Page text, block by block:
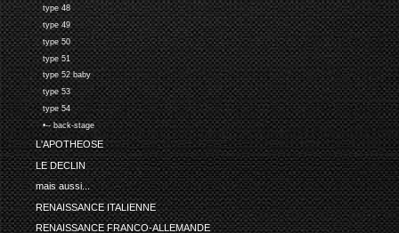
type 48
type 49
type 50
type 51
type 52 baby
type 53
type 54
•-- back-stage
L'APOTHEOSE
LE DECLIN
mais aussi...
RENAISSANCE ITALIENNE
RENAISSANCE FRANCO-ALLEMANDE